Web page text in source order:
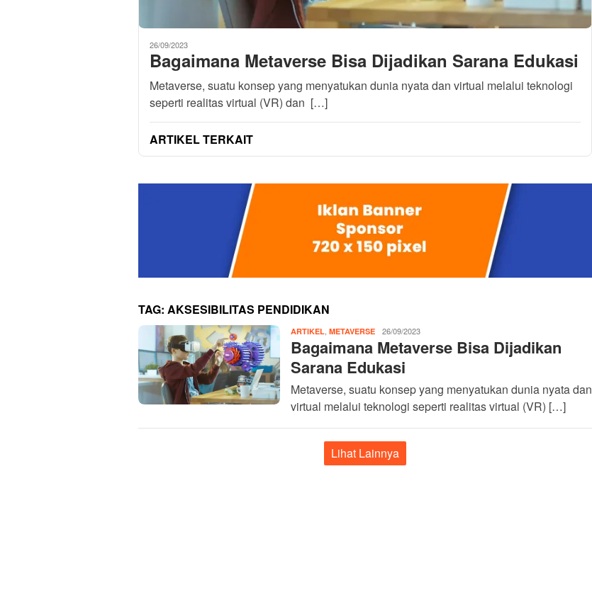
26/09/2023
Bagaimana Metaverse Bisa Dijadikan Sarana Edukasi
Metaverse, suatu konsep yang menyatukan dunia nyata dan virtual melalui teknologi
seperti realitas virtual (VR) dan […]
ARTIKEL TERKAIT
TAG: AKSESIBILITAS PENDIDIKAN
ARTIKEL METAVERSE IDN
Admin
26/09/2023
Bagaimana Metaverse Bisa Dijadikan
Sarana Edukasi
Metaverse, suatu konsep yang menyatukan dunia nyata dan
virtual melalui teknologi seperti realitas virtual (VR) […]
Lihat Lainnya